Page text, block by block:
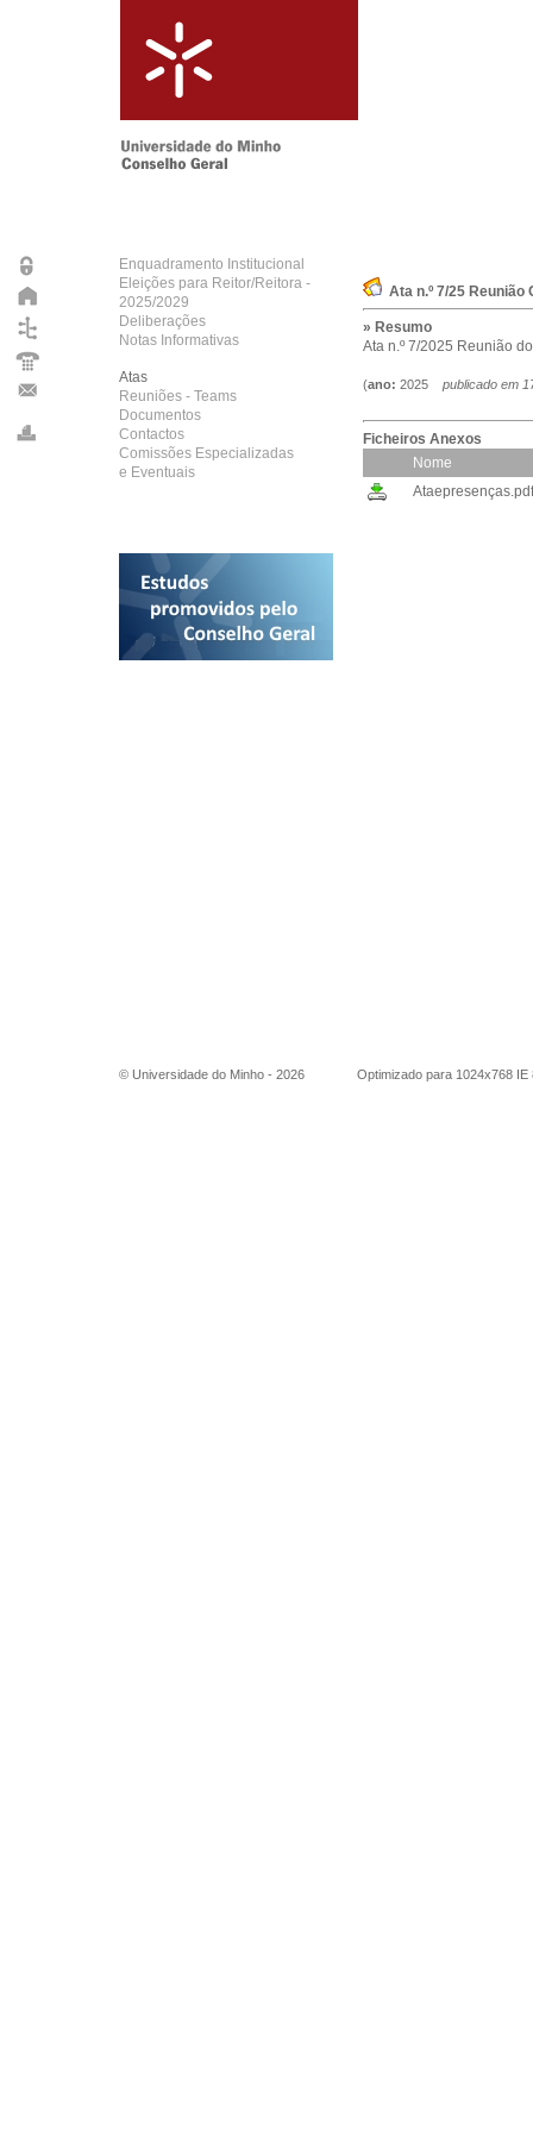
Enquadramento Institucional
Eleições para Reitor/Reitora -
2025/2029
Deliberações
Notas Informativas
Atas
Reuniões - Teams
Documentos
Contactos
Comissões Especializadas
e Eventuais
Ata n.º 7/25 Reunião
» Resumo
Ata n.º 7/2025 Reunião
(ano: 2025 publicado em
Ficheiros Anexos
Nome
Ataepresenças.pdf
© Universidade do Minho - 2026 Optimizado para 1024x768 IE